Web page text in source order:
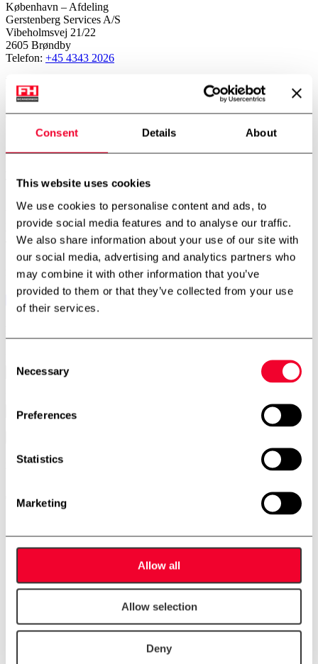
Consent Details About
This website uses cookies
We use cookies to personalise content and ads, to
provide social media features and to analyse our traffic.
We also share information about your use of our site with
our social media, advertising and analytics partners who
may combine it with other information that you’ve
provided to them or that they’ve collected from your use
of their services.
Selection
Necessary
Preferences
Statistics
Marketing
Allow all
Allow selection
Deny
København – Afdeling
Gerstenberg Services A/S
Vibeholmsvej 21/22
2605 Brøndby
Telefon: +45 4343 2026
FH Scandinox Norge AS
Hjaltevej 2, Skovby
Telefon:+45 7534 3434
Aalborg – Afdeling
Porsvej 2
9000 Aalborg
Telefon:+45 7534 3434
Find os på
Menu
Pasteur units
Varmtvandsanlæg
Flowsplittere
Inspektionsplatforme